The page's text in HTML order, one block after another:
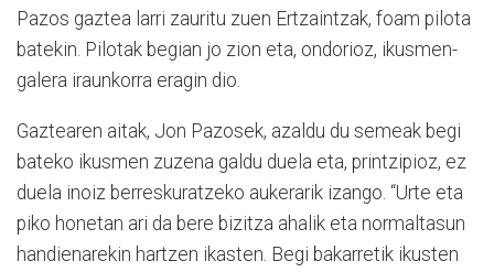
Pazos gaztea larri zauritu zuen Ertzaintzak, foam pilota
batekin. Pilotak begian jo zion eta, ondorioz, ikusmen-
galera iraunkorra eragin dio.
Gaztearen aitak, Jon Pazosek, azaldu du semeak begi
bateko ikusmen zuzena galdu duela eta, printzipioz, ez
duela inoiz berreskuratzeko aukerarik izango. “Urte eta
piko honetan ari da bere bizitza ahalik eta normaltasun
handienarekin hartzen ikasten. Begi bakarretik ikusten